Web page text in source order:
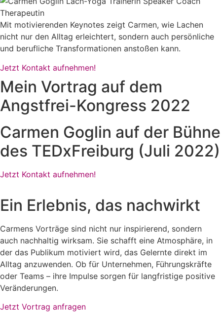
Mit motivierenden Keynotes zeigt Carmen, wie Lachen
nicht nur den Alltag erleichtert, sondern auch persönliche
und berufliche Transformationen anstoßen kann.
Jetzt Kontakt aufnehmen!
Mein Vortrag auf dem
Angstfrei-Kongress 2022
Carmen Goglin auf der Bühne
des TEDxFreiburg (Juli 2022)
Jetzt Kontakt aufnehmen!
Ein Erlebnis, das nachwirkt
Carmens Vorträge sind nicht nur inspirierend, sondern
auch nachhaltig wirksam. Sie schafft eine Atmosphäre, in
der das Publikum motiviert wird, das Gelernte direkt im
Alltag anzuwenden. Ob für Unternehmen, Führungskräfte
oder Teams – ihre Impulse sorgen für langfristige positive
Veränderungen.
Jetzt Vortrag anfragen